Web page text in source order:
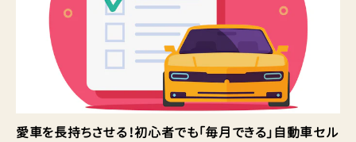
愛車を長持ちさせる！初心者でも「毎月できる」自動車セル